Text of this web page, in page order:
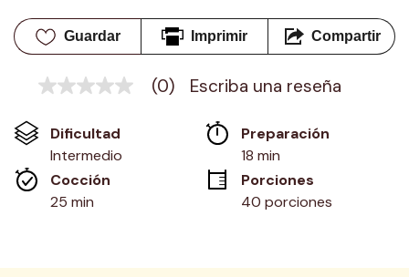
Guardar Imprimir Compartir
Sin
en
misma
página.
(0) Escriba una reseña
Dificultad
Intermedio
Preparación
18 min
Cocción
25 min
Porciones
40 porciones